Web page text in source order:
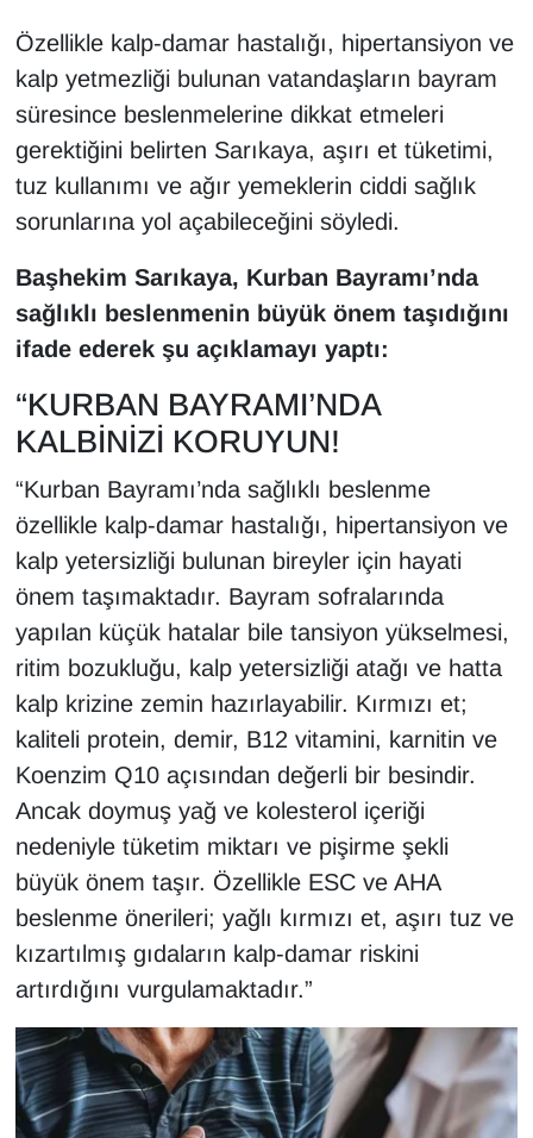
Özellikle kalp-damar hastalığı, hipertansiyon ve
kalp yetmezliği bulunan vatandaşların bayram
süresince beslenmelerine dikkat etmeleri
gerektiğini belirten Sarıkaya, aşırı et tüketimi,
tuz kullanımı ve ağır yemeklerin ciddi sağlık
sorunlarına yol açabileceğini söyledi.
Başhekim Sarıkaya, Kurban Bayramı’nda
sağlıklı beslenmenin büyük önem taşıdığını
ifade ederek şu açıklamayı yaptı:
“KURBAN BAYRAMI’NDA
KALBİNİZİ KORUYUN!
“Kurban Bayramı’nda sağlıklı beslenme
özellikle kalp-damar hastalığı, hipertansiyon ve
kalp yetersizliği bulunan bireyler için hayati
önem taşımaktadır. Bayram sofralarında
yapılan küçük hatalar bile tansiyon yükselmesi,
ritim bozukluğu, kalp yetersizliği atağı ve hatta
kalp krizine zemin hazırlayabilir. Kırmızı et;
kaliteli protein, demir, B12 vitamini, karnitin ve
Koenzim Q10 açısından değerli bir besindir.
Ancak doymuş yağ ve kolesterol içeriği
nedeniyle tüketim miktarı ve pişirme şekli
büyük önem taşır. Özellikle ESC ve AHA
beslenme önerileri; yağlı kırmızı et, aşırı tuz ve
kızartılmış gıdaların kalp-damar riskini
artırdığını vurgulamaktadır.”
HABERDE İNSAN
İngilizce
Kadın
Kamu Alımları
Kim Kimdir?
Kültür & Sanat
KURDÎ
MAGAZİN
MEDYA
ONE EKONOMİ
POLİTİKA
Resmi İlanlar
RÖPORTAJ
SAĞLIK
Seri İlan
Sinema - TV
SİYASET
SPOR
TEBRİK